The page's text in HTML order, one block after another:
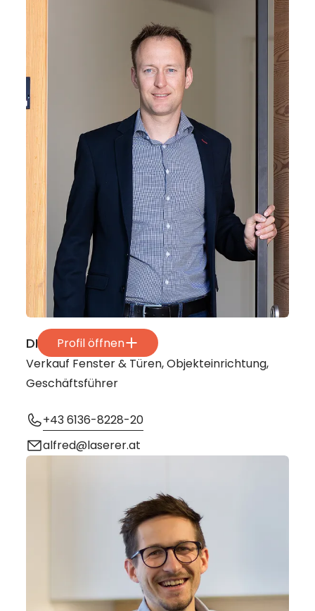
Profil öffnen
DI Alfred Laserer
Verkauf Fenster & Türen, Objekteinrichtung,
Geschäftsführer
+43 6136-8228-20
alfred@laserer.at